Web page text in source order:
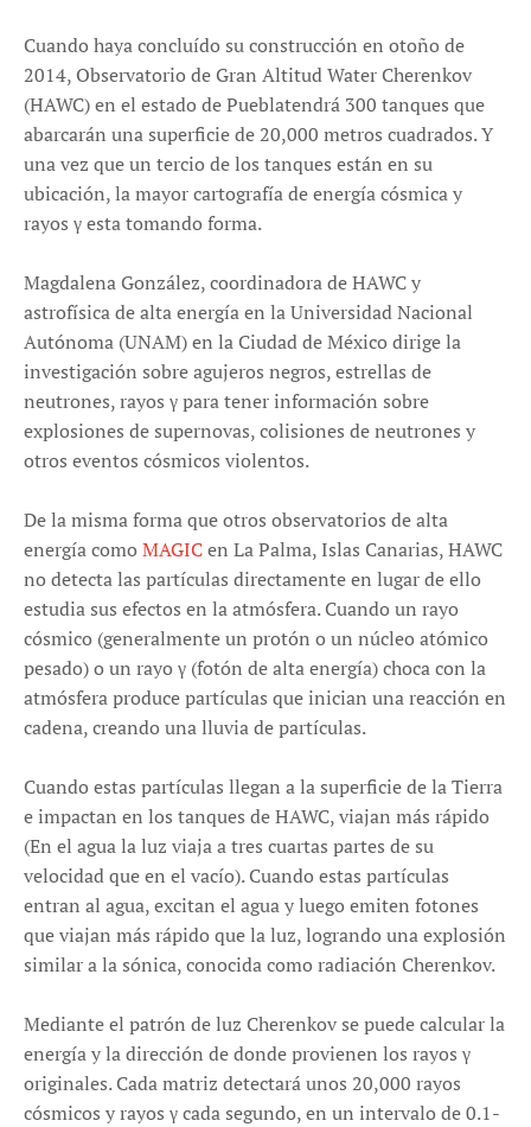
Cuando haya concluído su construcción en otoño de
2014, Observatorio de Gran Altitud Water Cherenkov
(HAWC) en el estado de Pueblatendrá 300 tanques que
abarcarán una superficie de 20,000 metros cuadrados. Y
una vez que un tercio de los tanques están en su
ubicación, la mayor cartografía de energía cósmica y
rayos γ esta tomando forma.
Magdalena González, coordinadora de HAWC y
astrofísica de alta energía en la Universidad Nacional
Autónoma (UNAM) en la Ciudad de México dirige la
investigación sobre agujeros negros, estrellas de
neutrones, rayos γ para tener información sobre
explosiones de supernovas, colisiones de neutrones y
otros eventos cósmicos violentos.
De la misma forma que otros observatorios de alta
energía comoMAGICen La Palma, Islas Canarias, HAWC
no detecta las partículas directamente en lugar de ello
estudia sus efectos en la atmósfera. Cuando un rayo
cósmico (generalmente un protón o un núcleo atómico
pesado) o un rayo γ (fotón de alta energía) choca con la
atmósfera produce partículas que inician una reacción en
cadena, creando una lluvia de partículas.
Cuando estas partículas llegan a la superficie de la Tierra
e impactan en los tanques de HAWC, viajan más rápido
(En el agua la luz viaja a tres cuartas partes de su
velocidad que en el vacío). Cuando estas partículas
entran al agua, excitan el agua y luego emiten fotones
que viajan más rápido que la luz, logrando una explosión
similar a la sónica, conocida como radiación Cherenkov.
Mediante el patrón de luz Cherenkov se puede calcular la
energía y la dirección de donde provienen los rayos γ
originales. Cada matriz detectará unos 20,000 rayos
cósmicos y rayos γ cada segundo, en un intervalo de 0.1-